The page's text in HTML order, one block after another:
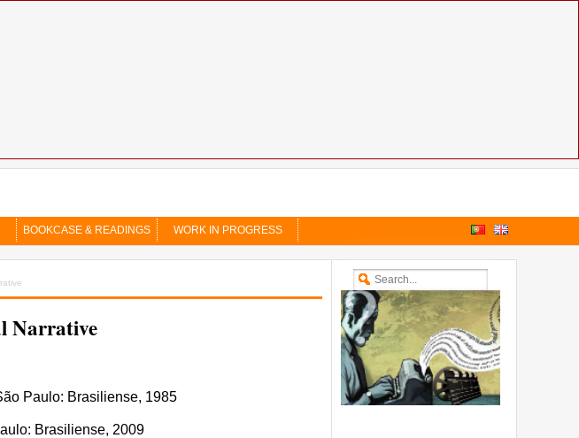
BOOKCASE & READINGS WORK IN PROGRESS
Narrative
Paulo: Brasiliense, 1985
Brasiliense, 2009